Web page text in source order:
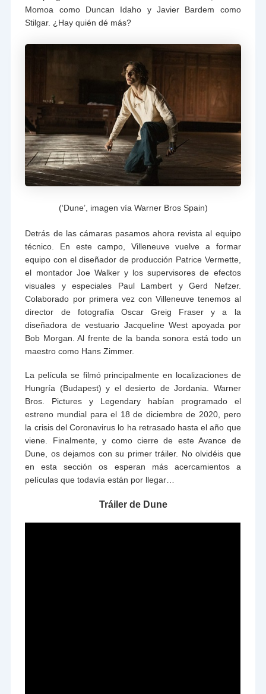
Momoa como Duncan Idaho y Javier Bardem como
Stilgar. ¿Hay quién dé más?
(‘Dune’, imagen vía Warner Bros Spain)
Detrás de las cámaras pasamos ahora revista al equipo
técnico. En este campo, Villeneuve vuelve a formar
equipo con el diseñador de producción Patrice Vermette,
el montador Joe Walker y los supervisores de efectos
visuales y especiales Paul Lambert y Gerd Nefzer.
Colaborado por primera vez con Villeneuve tenemos al
director de fotografía Oscar Greig Fraser y a la
diseñadora de vestuario Jacqueline West apoyada por
Bob Morgan. Al frente de la banda sonora está todo un
maestro como Hans Zimmer.
La película se filmó principalmente en localizaciones de
Hungría (Budapest) y el desierto de Jordania. Warner
Bros. Pictures y Legendary habían programado el
estreno mundial para el 18 de diciembre de 2020, pero
la crisis del Coronavirus lo ha retrasado hasta el año que
viene. Finalmente, y como cierre de este Avance de
Dune, os dejamos con su primer tráiler. No olvidéis que
en esta sección os esperan más acercamientos a
películas que todavía están por llegar…
Tráiler de Dune